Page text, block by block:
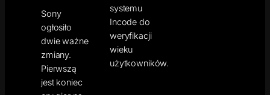
Sony
ogłosiło
dwie ważne
zmiany.
Pierwszą
jest koniec
systemu
Incode do
weryfikacji
wieku
użytkowników.